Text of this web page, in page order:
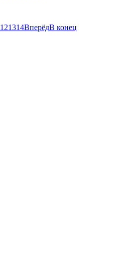
121314ВперёдВ конец